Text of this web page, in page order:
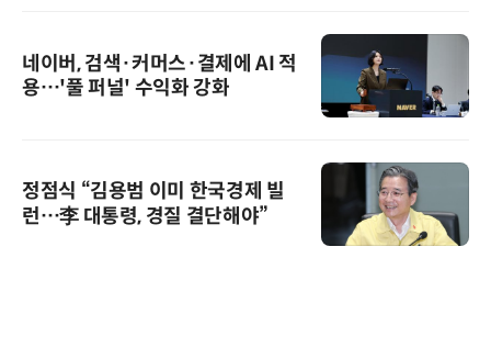
네이버, 검색·커머스·결제에 AI 적
용…'풀 퍼널' 수익화 강화
정점식 “김용범 이미 한국경제 빌
런…李 대통령, 경질 결단해야”